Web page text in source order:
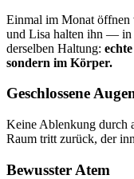
Einmal im Monat öffnen
und Lisa halten ihn — in
derselben Haltung:
sondern im Körper.
Geschlossene
Keine Ablenkung durch
Raum tritt zurück, der
Bewusster Atem